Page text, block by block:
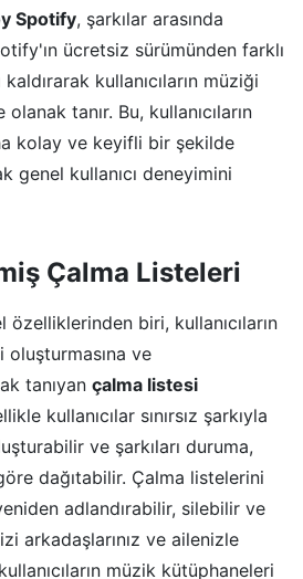
Spotify, şarkılar arasında
ücretsiz sürümünden farklı
kullanıcıların müziği
tanır. Bu, kullanıcıların
kolay ve keyifli bir şekilde
genel kullanıcı deneyimini
Çalma Listeleri
özelliklerinden biri, kullanıcıların
ve
tanıyan çalma listesi
kullanıcılar sınırsız şarkıyla
ve şarkıları duruma,
dağıtabilir. Çalma listelerini
adlandırabilir, silebilir ve
arkadaşlarınız ve ailenizle
müzik kütüphaneleri